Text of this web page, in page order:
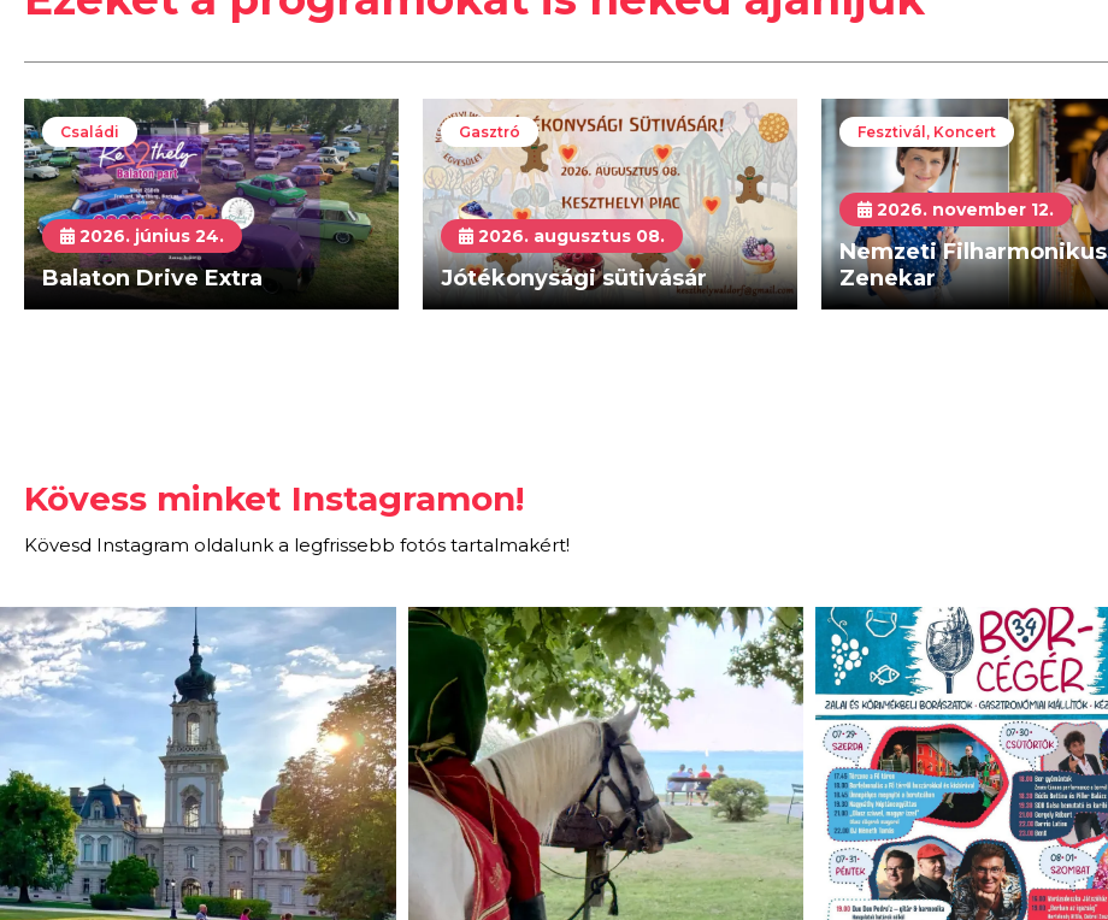
Családi
2026. június 24.
Balaton Drive Extra
Gasztró
2026. augusztus 08.
Jótékonysági sütivásár
Fesztivál, Koncert
2026. november 12.
Nemzeti Filharmonikus
Zenekar
Kövess minket Instagramon!
Kövesd Instagram oldalunk a legfrissebb fotós tartalmakért!